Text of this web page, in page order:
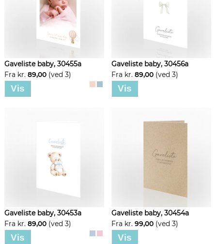
Gaveliste baby, 30455a
Fra kr. 89,00 (ved 3)
Vis
Gaveliste baby, 30456a
Fra kr. 89,00 (ved 3)
Vis
Gaveliste baby, 30453a
Fra kr. 89,00 (ved 3)
Vis
Gaveliste baby, 30454a
Fra kr. 99,00 (ved 3)
Vis